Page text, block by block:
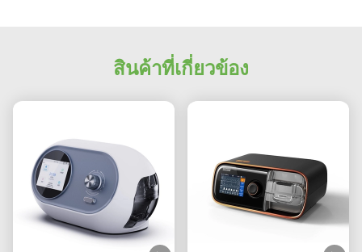
สินค้าที่เกี่ยวข้อง